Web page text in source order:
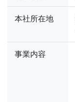
本社所在地
事業内容